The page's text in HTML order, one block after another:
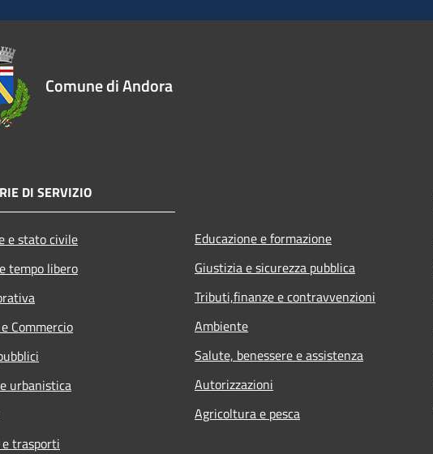
Comune di Andora
DI SERVIZIO
e stato civile
tempo libero
Commercio
urbanistica
trasporti
Educazione e formazione
Giustizia e sicurezza pubblica
Tributi,finanze e contravvenzioni
Ambiente
Salute, benessere e assistenza
Autorizzazioni
Agricoltura e pesca